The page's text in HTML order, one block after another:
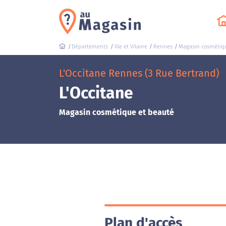
Départements Ille et Vilaine Rennes Magasin
L'Occitane Rennes (3 Rue Bertrand)
L'Occitane
Magasin cosmétique et beauté